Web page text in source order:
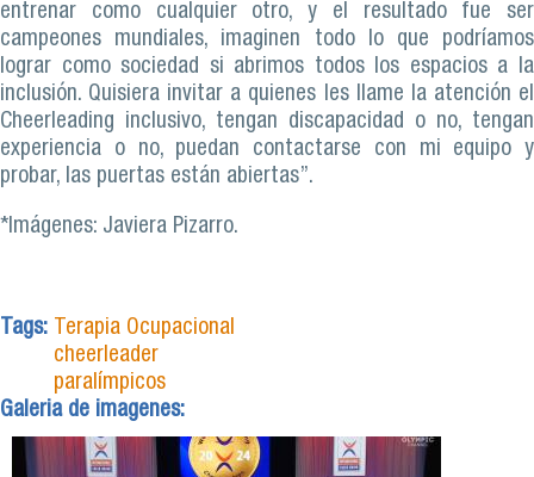
entrenar como cualquier otro, y el resultado fue ser
campeones mundiales, imaginen todo lo que podríamos
lograr como sociedad si abrimos todos los espacios a la
inclusión. Quisiera invitar a quienes les llame la atención el
Cheerleading inclusivo, tengan discapacidad o no, tengan
experiencia o no, puedan contactarse con mi equipo y
probar, las puertas están abiertas”.
*Imágenes: Javiera Pizarro.
Tags: Terapia Ocupacional
cheerleader
paralímpicos
Galeria de imagenes: